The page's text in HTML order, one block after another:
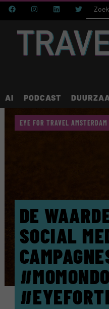
AI PODCAST
DE
SOCIAL
#MOMONDO
EYE FOR TRAVEL AMSTERDAM